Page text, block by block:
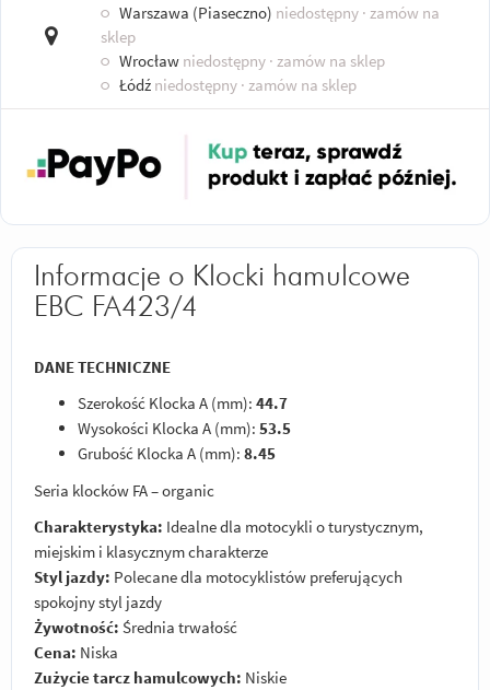
○ Warszawa (Piaseczno) niedostępny · zamów na
sklep
○ Wrocław niedostępny · zamów na sklep
○ Łódź niedostępny · zamów na sklep
Informacje o Klocki hamulcowe
EBC FA423/4
DANE TECHNICZNE
Szerokość Klocka A (mm): 44.7
Wysokości Klocka A (mm): 53.5
Grubość Klocka A (mm): 8.45
Seria klocków FA – organic
Charakterystyka: Idealne dla motocykli o turystycznym,
miejskim i klasycznym charakterze
Styl jazdy: Polecane dla motocyklistów preferujących
spokojny styl jazdy
Żywotność: Średnia trwałość
Cena: Niska
Zużycie tarcz hamulcowych: Niskie